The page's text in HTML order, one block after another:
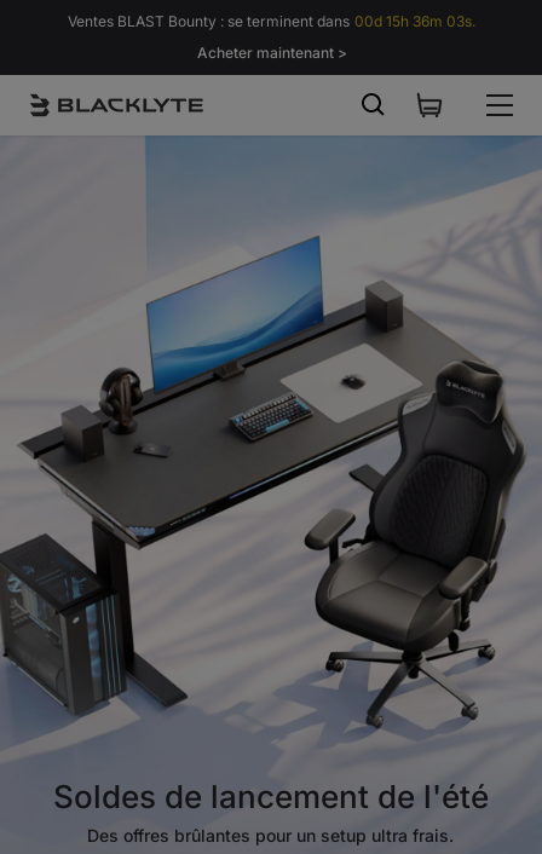
Passer au contenu
Ventes BLAST Bounty : se terminent dans 00d 15h 36m 02s.
Acheter maintenant >
Soldes de lancement de l'été
Des offres brûlantes pour un setup ultra frais.